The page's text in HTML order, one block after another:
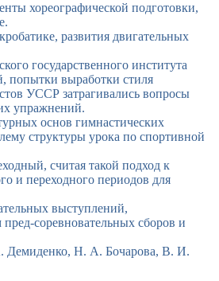
хореографической подготовки,
развития двигательных
государственного института
попытки выработки стиля
УССР затрагивались вопросы
упражнений.
основ гимнастических
структуры урока по спортивной
считая такой подход к
и переходного периодов для
выступлений,
соревновательных сборов и
Демиденко, Н. А. Бочарова, В. И.